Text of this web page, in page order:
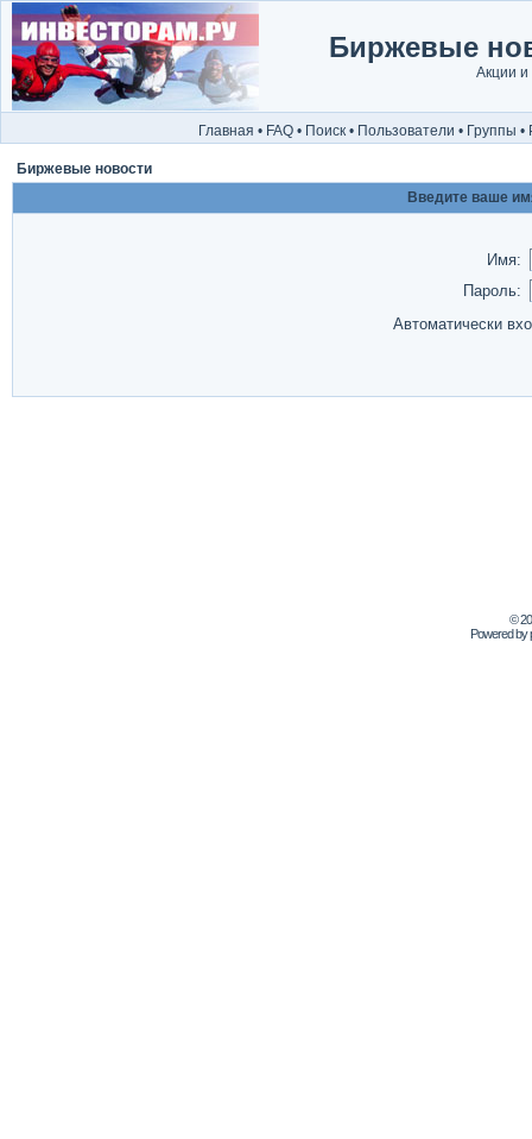
Биржевые
Акции и
Главная • FAQ • Поиск • Пользователи • Группы •
Биржевые новости
Введите ваше
Имя:
Пароль:
Автоматически
©
Powered by